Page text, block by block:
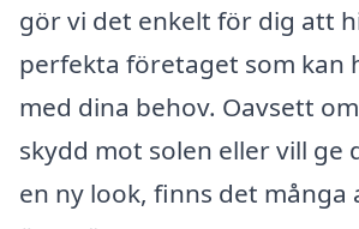
gör vi det enkelt för dig att
perfekta företaget som kan
med dina behov. Oavsett
skydd mot solen eller vill ge
en ny look, finns det